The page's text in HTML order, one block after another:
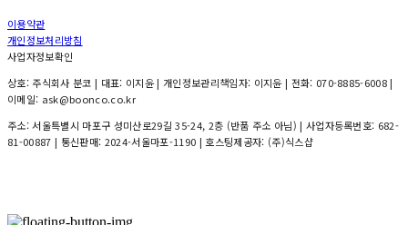
이용약관
개인정보처리방침
사업자정보확인
상호: 주식회사 분코 | 대표: 이지윤 | 개인정보관리책임자: 이지윤 | 전화: 070-8885-6008 |
이메일: ask@boonco.co.kr
주소: 서울특별시 마포구 성미산로29길 35-24, 2층 (반품 주소 아님) | 사업자등록번호: 682-
81-00887 | 통신판매: 2024-서울마포-1190 | 호스팅제공자: (주)식스샵